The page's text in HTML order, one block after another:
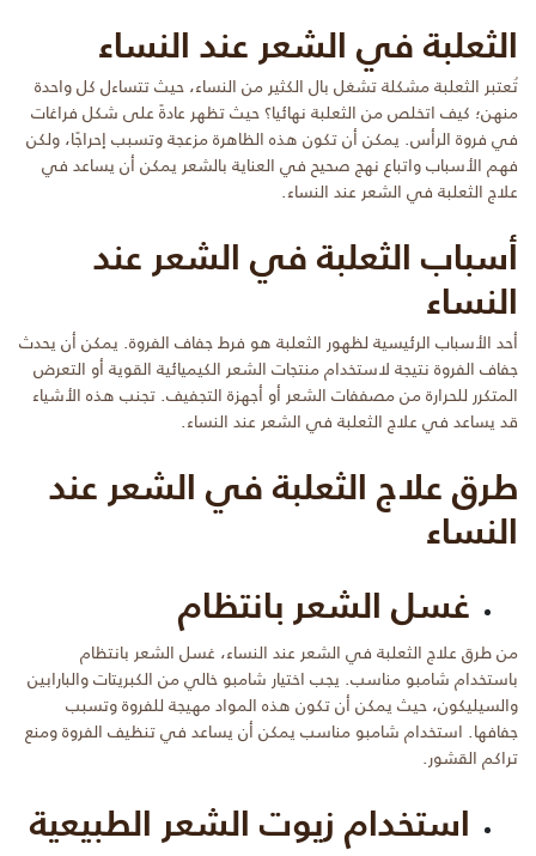
الثعلبة في الشعر عند النساء
تُعتبر الثعلبة مشكلة تشغل بال الكثير من النساء، حيث تتساءل كل واحدة
منهن؛ كيف اتخلص من الثعلبة نهائيا؟ حيث تظهر عادةً على شكل فراغات
في فروة الرأس. يمكن أن تكون هذه الظاهرة مزعجة وتسبب إحراجًا، ولكن
فهم الأسباب واتباع نهج صحيح في العناية بالشعر يمكن أن يساعد في
علاج الثعلبة في الشعر عند النساء.
أسباب الثعلبة في الشعر عند
النساء
أحد الأسباب الرئيسية لظهور الثعلبة هو فرط جفاف الفروة. يمكن أن يحدث
جفاف الفروة نتيجة لاستخدام منتجات الشعر الكيميائية القوية أو التعرض
المتكرر للحرارة من مصففات الشعر أو أجهزة التجفيف. تجنب هذه الأشياء
قد يساعد في علاج الثعلبة في الشعر عند النساء.
طرق علاج الثعلبة في الشعر عند
النساء
غسل الشعر بانتظام
من طرق علاج الثعلبة في الشعر عند النساء، غسل الشعر بانتظام
باستخدام شامبو مناسب. يجب اختيار شامبو خالي من الكبريتات والبارابين
والسيليكون، حيث يمكن أن تكون هذه المواد مهيجة للفروة وتسبب
جفافها. استخدام شامبو مناسب يمكن أن يساعد في تنظيف الفروة ومنع
تراكم القشور.
استخدام زيوت الشعر الطبيعية